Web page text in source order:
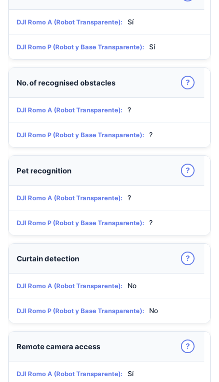
DJI Romo A (Robot Transparente): Sí
DJI Romo P (Robot y Base Transparente): Sí
No. of recognised obstacles ?
DJI Romo A (Robot Transparente): ?
DJI Romo P (Robot y Base Transparente): ?
Pet recognition ?
DJI Romo A (Robot Transparente): ?
DJI Romo P (Robot y Base Transparente): ?
Curtain detection ?
DJI Romo A (Robot Transparente): No
DJI Romo P (Robot y Base Transparente): No
Remote camera access ?
DJI Romo A (Robot Transparente): Sí